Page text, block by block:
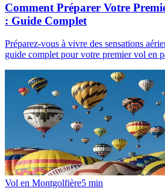
Comment Préparer Votre
: Guide Complet
Préparez-vous à vivre des sensations
guide complet pour votre premier vol en
Vol en Montgolfière5 min